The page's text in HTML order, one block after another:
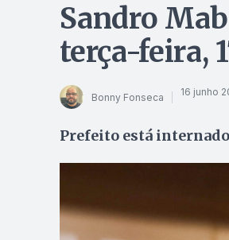
Sandro
terça-feira,
Bonny Fonseca 16 junho
Prefeito está